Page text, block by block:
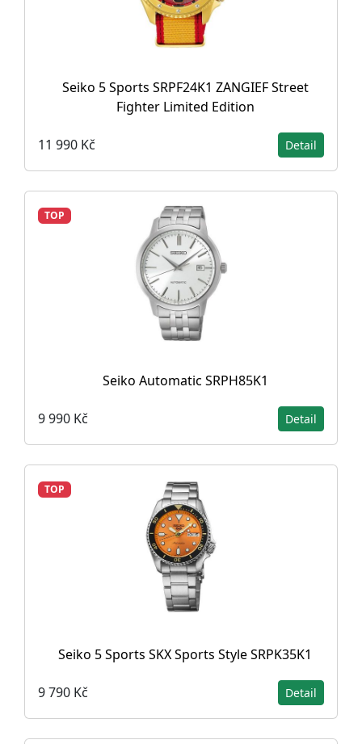
Seiko 5 Sports SRPF24K1 ZANGIEF Street
Fighter Limited Edition
11 990 Kč Detail
TOP
Seiko Automatic SRPH85K1
9 990 Kč Detail
TOP
Seiko 5 Sports SKX Sports Style SRPK35K1
9 790 Kč Detail